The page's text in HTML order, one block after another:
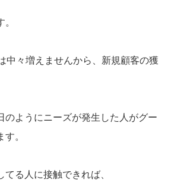
中々増えませんから、新規顧客の獲
のようにニーズが発生した人がグー
。
る人に接触できれば、